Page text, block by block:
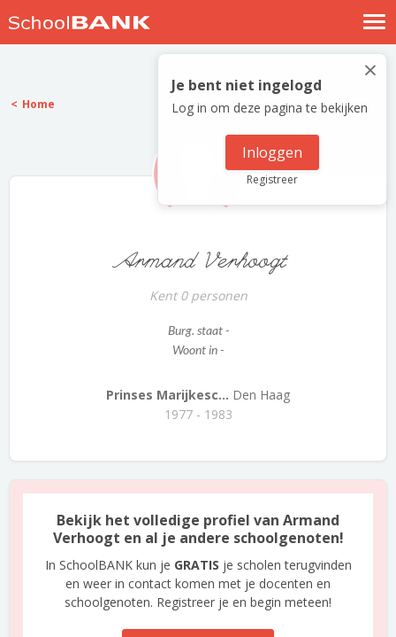
Nostalgische verhalen
Log in
Meld je gratis aan
×
Je bent niet ingelogd
Log in om deze pagina te bekijken
Inloggen
Registreer
Home
Armand Verhoogt
Kent 0 personen
Burg. staat -
Woont in -
Prinses Marijkesc... Den Haag
1977 - 1983
Bekijk het volledige profiel van Armand
Verhoogt en al je andere schoolgenoten!
In SchoolBANK kun je GRATIS je scholen terugvinden
en weer in contact komen met je docenten en
schoolgenoten. Registreer je en begin meteen!